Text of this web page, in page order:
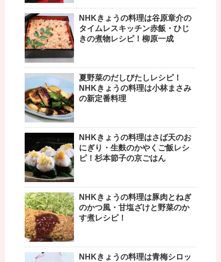
NHKきょうの料理は谷原章介の
タイムレスキッチン赤飯・ひじ
きの煮物レシピ！柳原一成
夏野菜のだしびたしレシピ！
NHKきょうの料理は小林まさみ
の新定番料理
NHKきょうの料理はさば天のお
にぎり・生麩のかやくご飯レシ
ピ！杉本節子の京ごはん
NHKきょうの料理は豚肉とねぎ
のかつ風・甘塩ざけと野菜のか
す煮レシピ！
NHKきょうの料理は青梅シロッ